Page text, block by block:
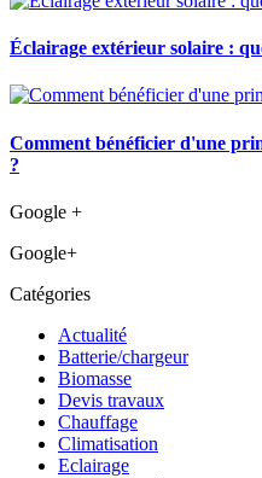
Éclairage extérieur solaire :
Comment bénéficier d'une
?
Google +
Google+
Catégories
Actualité
Batterie/chargeur
Biomasse
Devis travaux
Chauffage
Climatisation
Eclairage